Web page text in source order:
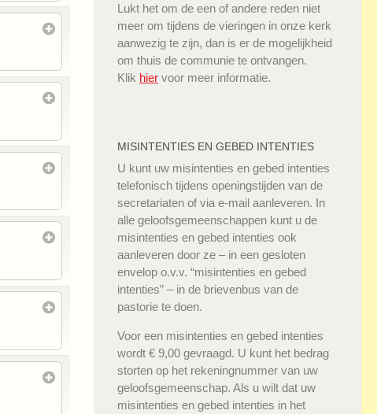
Lukt het om de een of andere reden niet
meer om tijdens de vieringen in onze kerk
aanwezig te zijn, dan is er de mogelijkheid
om thuis de communie te ontvangen.
Klik hier voor meer informatie.
MISINTENTIES EN GEBED INTENTIES
U kunt uw misintenties en gebed intenties
telefonisch tijdens openingstijden van de
secretariaten of via e-mail aanleveren. In
alle geloofsgemeenschappen kunt u de
misintenties en gebed intenties ook
aanleveren door ze – in een gesloten
envelop o.v.v. “misintenties en gebed
intenties” – in de brievenbus van de
pastorie te doen.
Voor een misintenties en gebed intenties
wordt € 9,00 gevraagd. U kunt het bedrag
storten op het rekeningnummer van uw
geloofsgemeenschap. Als u wilt dat uw
misintenties en gebed intenties in het